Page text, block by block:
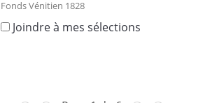
Fonds Vénitien 1828
Joindre à mes sélections